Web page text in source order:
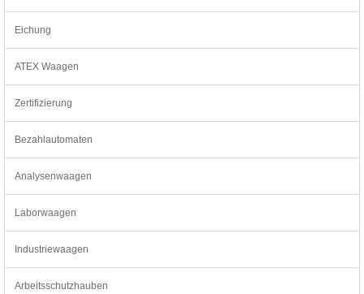
Eichung
ATEX Waagen
Zertifizierung
Bezahlautomaten
Analysenwaagen
Laborwaagen
Industriewaagen
Arbeitsschutzhauben